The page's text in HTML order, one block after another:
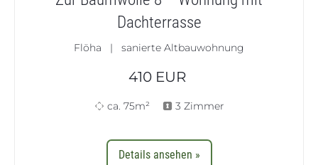
Dachterrasse
Flöha | sanierte Altbauwohnung
410 EUR
ca. 75m² 3 Zimmer
Details ansehen »